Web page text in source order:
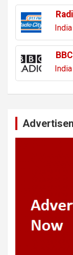
India
India